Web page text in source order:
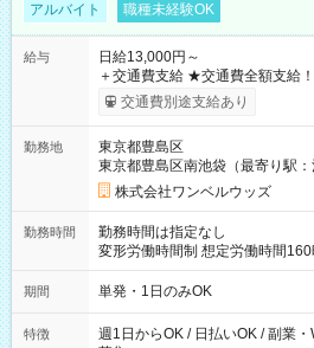
アルバイト 職種未経験OK
給与
日給13,000円～
＋交通費支給 ★交通費全額支給！ ┗案件により規定あり ★日払
いOK！（規定あり） ┗働いたそ
ンビニATMから 日払い分を引き落とせます
交通費別途支給あり
勤務地
東京都豊島区
東京都豊島区南池袋（最寄り駅：
株式会社ワンベルウッズ
勤務時間
勤務時間は指定なし
変形労働時間制 想定労働時間160時間/月 【シフト例
～21：00
期間 単発・1日のみOK
特徴
週1日からOK / 日払いOK / 副業